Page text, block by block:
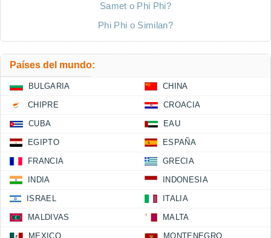
Samet o Phi Phi?
Phi Phi o Similan?
Países del mundo:
BULGARIA CHINA
CHIPRE CROACIA
CUBA EAU
EGIPTO ESPAÑA
FRANCIA GRECIA
INDIA INDONESIA
ISRAEL ITALIA
MALDIVAS MALTA
MEXICO MONTENEGRO